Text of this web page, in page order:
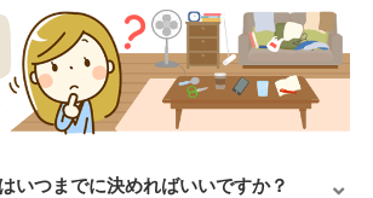
いつまでに決めればいいですか？